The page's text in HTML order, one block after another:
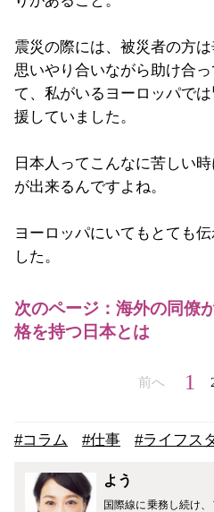
震災の際には、被災者の方
思いやり合いながら助け合
て、私がいるヨーロッパで
援していました。
日本人ってこんなに苦しい
が出来るんですよね。
ヨーロッパにいてもとても
した。
次のページ：海外の同僚
格を持つ日本とは
前へ 1
#コラム #仕事 #ライフス
よう
国際線に乗務し続け